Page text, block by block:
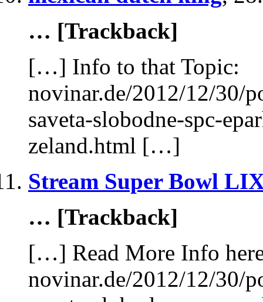
… [Trackback]
[…] Info to that Topic:
novinar.de/2012/12/30/
saveta-slobodne-spc-
zeland.html […]
Stream Super Bowl
… [Trackback]
[…] Read More Info
novinar.de/2012/12/30/